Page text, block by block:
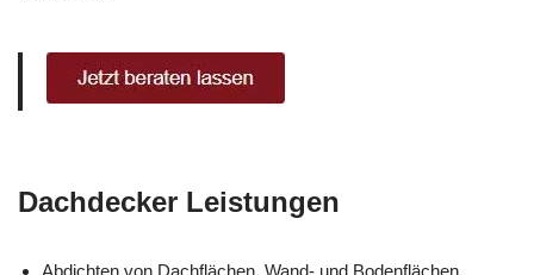
Dachdecker Leistungen